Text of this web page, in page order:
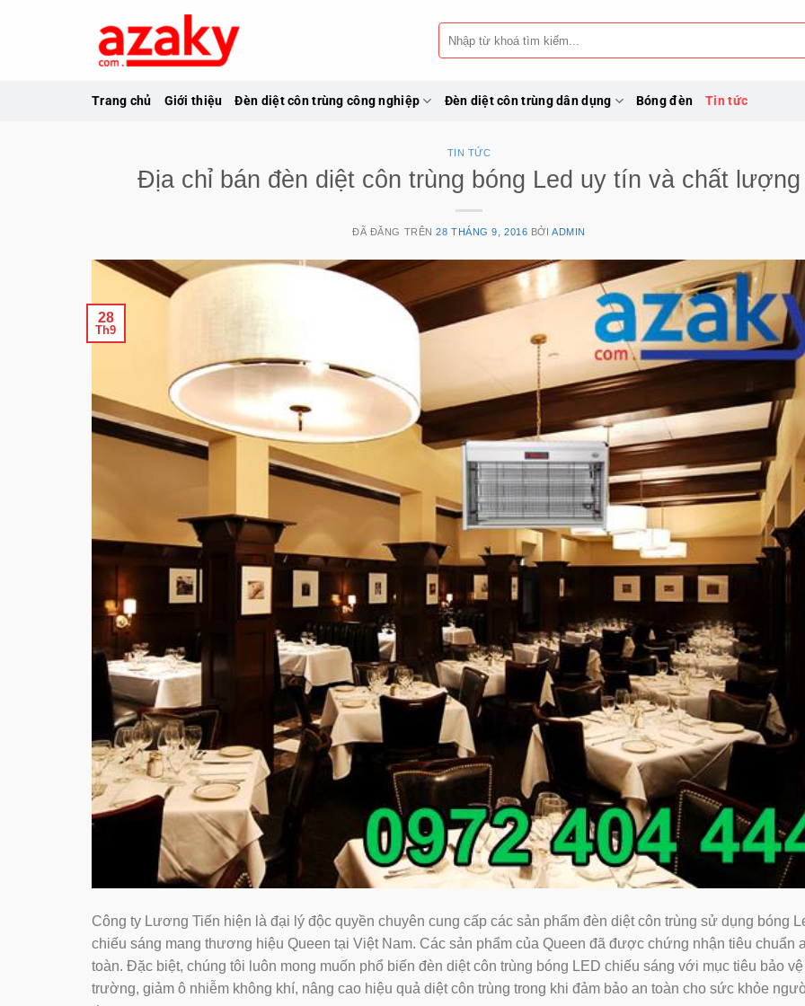
Tìm
kiếm:
Trang chủ Giới thiệu Đèn diệt côn trùng công nghiệp Đèn diệt côn trùng dân dụng Bóng đèn Tin tức
TIN TỨC
Địa chỉ bán đèn diệt côn trùng bóng Led uy tín và chất lượng
ĐÃ ĐĂNG TRÊN28 THÁNG 9, 2016 BỞIADMIN
28
Th9
Công ty Lương Tiến hiện là đại lý độc quyền chuyên cung cấp các sản phẩm đèn diệt côn trùng sử dụng bóng
chiếu sáng mang thương hiệu Queen tại Việt Nam. Các sản phẩm của Queen đã được chứng nhận tiêu chuẩn
toàn. Đặc biệt, chúng tôi luôn mong muốn phổ biến đèn diệt côn trùng bóng LED chiếu sáng với mục tiêu bảo
trường, giảm ô nhiễm không khí, nâng cao hiệu quả diệt côn trùng trong khi đảm bảo an toàn cho sức khỏe